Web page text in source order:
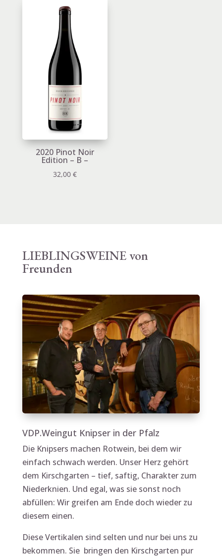
2020 Pinot Noir
Edition – B –
32,00 €
LIEBLINGSWEINE von
Freunden
VDP.Weingut Knipser in der Pfalz
Die Knipsers machen Rotwein, bei dem wir
einfach schwach werden. Unser Herz gehört
dem Kirschgarten – tief, saftig, Charakter zum
Niederknien. Und egal, was sie sonst noch
abfüllen: Wir greifen am Ende doch wieder zu
diesem einen.
Diese Vertikalen sind selten und nur bei uns zu
bekommen. Sie bringen den Kirschgarten pur